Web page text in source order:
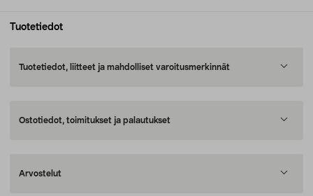
Tuotetiedot
Tuotetiedot, liitteet ja mahdolliset varoitusmerkinnät
Ostotiedot, toimitukset ja palautukset
Arvostelut